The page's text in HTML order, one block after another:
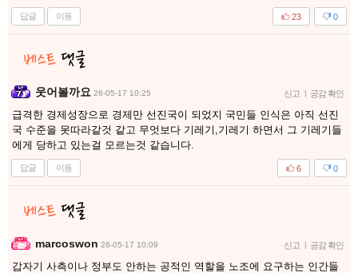
답글 이동 0
23
웃어볼까요 26-05-17 10:25 신고 | 공감 확인
급격한 경제성장으로 경제만 선진국이 되었지 국민들 인식은 아직 선진
국 수준을 못따라같것 같고 무엇보다 기레기,기레기 하면서 그 기레기들
에게 당하고 있는걸 모르는것 같습니다.
답글 이동 0
6
marcoswon 26-05-17 10:09 신고 | 공감 확인
갑자기 사측이나 정부도 안하는 공적인 역할을 노조에 요구하는 인간들